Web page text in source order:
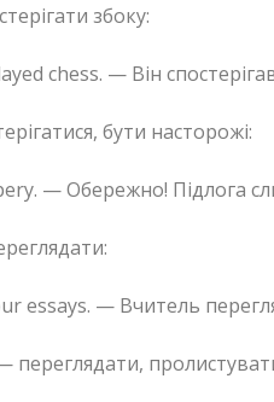
збоку:
chess. — Він
бути насторожі:
— Обережно! Підлога
essays. — Вчитель